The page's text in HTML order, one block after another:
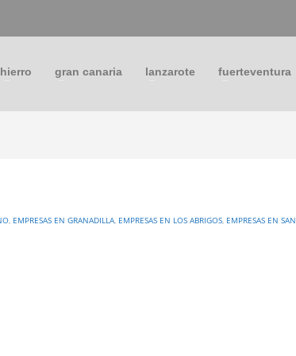
hierro gran canaria lanzarote fuerteventura
, EMPRESAS EN GRANADILLA, EMPRESAS EN LOS ABRIGOS, EMPRESAS EN SAN